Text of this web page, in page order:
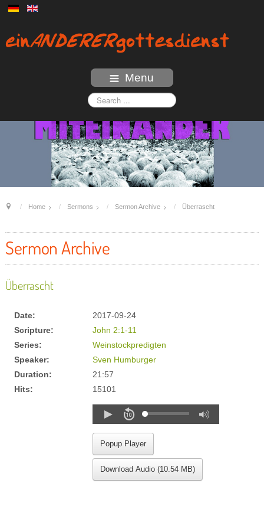
Menu
Home Sermons Sermon Archive Überrascht
Sermon Archive
Überrascht
Date:
2017-09-24
Scripture:
John 2:1-11
Series:
Weinstockpredigten
Speaker:
Sven Humburger
Duration:
21:57
Hits:
15101